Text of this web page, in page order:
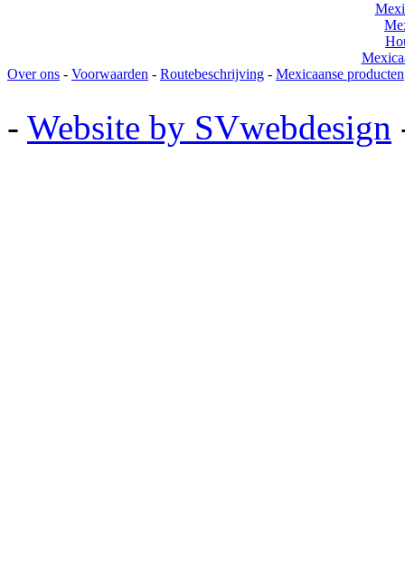
Over ons - Voorwaarden - Routebeschrijving - Mexicaanse producten
- Website by SVwebdesign